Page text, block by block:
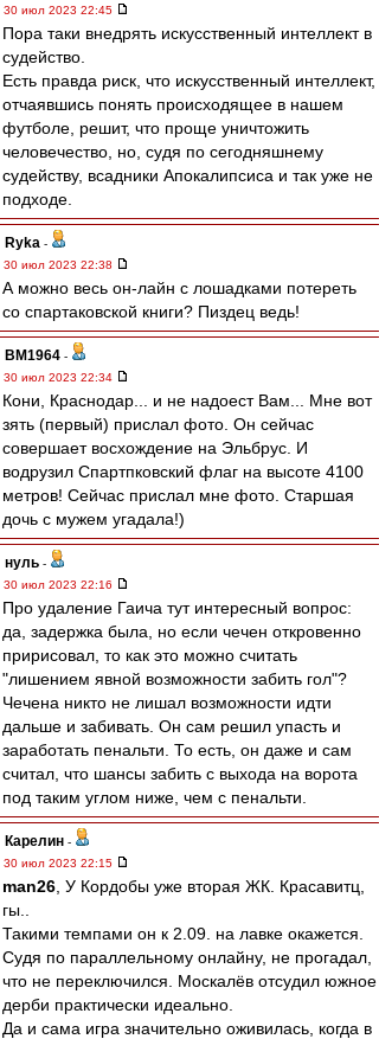
30 июл 2023 22:45
Пора таки внедрять искусственный интеллект в
судейство.
Есть правда риск, что искусственный интеллект,
отчаявшись понять происходящее в нашем
футболе, решит, что проще уничтожить
человечество, но, судя по сегодняшнему
судейству, всадники Апокалипсиса и так уже не
подходе.
Ryka -
30 июл 2023 22:38
А можно весь он-лайн с лошадками потереть
со спартаковской книги? Пиздец ведь!
BM1964 -
30 июл 2023 22:34
Кони, Краснодар... и не надоест Вам... Мне вот
зять (первый) прислал фото. Он сейчас
совершает восхождение на Эльбрус. И
водрузил Спартпковский флаг на высоте 4100
метров! Сейчас прислал мне фото. Старшая
дочь с мужем угадала!)
нуль -
30 июл 2023 22:16
Про удаление Гаича тут интересный вопрос:
да, задержка была, но если чечен откровенно
пририсовал, то как это можно считать
"лишением явной возможности забить гол"?
Чечена никто не лишал возможности идти
дальше и забивать. Он сам решил упасть и
заработать пенальти. То есть, он даже и сам
считал, что шансы забить с выхода на ворота
под таким углом ниже, чем с пенальти.
Карелин -
30 июл 2023 22:15
man26 , У Кордобы уже вторая ЖК. Красавитц,
гы..
Такими темпами он к 2.09. на лавке окажется.
Судя по параллельному онлайну, не прогадал,
что не переключился. Москалёв отсудил южное
дерби практически идеально.
Да и сама игра значительно оживилась, когда в